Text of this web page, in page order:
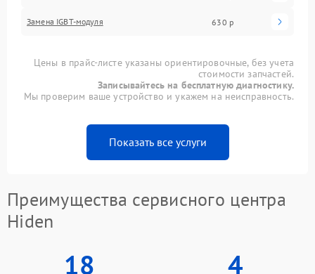
Замена IGBT-модуля 630 р
Цены в прайс-листе указаны ориентировочные, без учета
стоимости запчастей.
Записывайтесь на бесплатную диагностику.
Мы проверим ваше устройство и укажем на неисправность.
Показать все услуги
Преимущества сервисного центра
Hiden
18 4